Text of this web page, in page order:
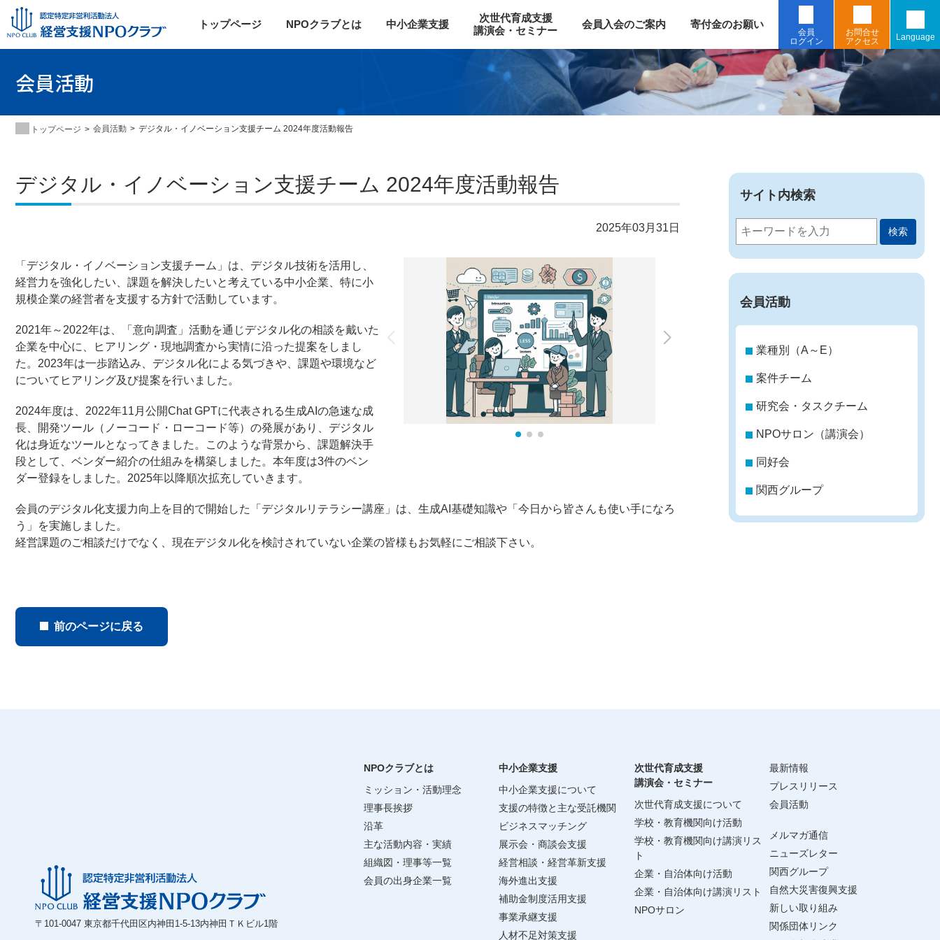
トップページ NPOクラブとは 中小企業支援
次世代育成支援
講演会・セミナー
会員入会のご案内 寄付金のお願い
会員
ログイン
お問合せ
アクセス
Language
会員活動
トップページ 会員活動 デジタル・イノベーション支援チーム 2024年度活動報告
デジタル・イノベーション支援チーム 2024年度活動報告
2025年03月31日
「デジタル・イノベーション支援チーム」は、デジタル技術を活用し、
経営力を強化したい、課題を解決したいと考えている中小企業、特に小
規模企業の経営者を支援する方針で活動しています。
2021年～2022年は、「意向調査」活動を通じデジタル化の相談を戴いた
企業を中心に、ヒアリング・現地調査から実情に沿った提案をしまし
た。2023年は一歩踏込み、デジタル化による気づきや、課題や環境など
についてヒアリング及び提案を行いました。
2024年度は、2022年11月公開Chat GPTに代表される生成AIの急速な成
長、開発ツール（ノーコード・ローコード等）の発展があり、デジタル
化は身近なツールとなってきました。このような背景から、課題解決手
段として、ベンダー紹介の仕組みを構築しました。本年度は3件のベン
ダー登録をしました。2025年以降順次拡充していきます。
会員のデジタル化支援力向上を目的で開始した「デジタルリテラシー講座」は、生成AI基礎知識や「今日から皆さんも使い手になろ
う」を実施しました。
経営課題のご相談だけでなく、現在デジタル化を検討されていない企業の皆様もお気軽にご相談下さい。
前のページに戻る
サイト内検索
検索
会員活動
業種別（A～E）
案件チーム
研究会・タスクチーム
NPOサロン（講演会）
同好会
関西グループ
〒101-0047 東京都千代田区内神田1-5-13内神田ＴＫビル1階
NPOクラブとは
ミッション・活動理念
理事長挨拶
沿革
主な活動内容・実績
組織図・理事等一覧
会員の出身企業一覧
中小企業支援
中小企業支援について
支援の特徴と主な受託機関
ビジネスマッチング
展示会・商談会支援
経営相談・経営革新支援
海外進出支援
補助金制度活用支援
事業承継支援
人材不足対策支援
次世代育成支援
講演会・セミナー
次世代育成支援について
学校・教育機関向け活動
学校・教育機関向け講演リス
ト
企業・自治体向け活動
企業・自治体向け講演リスト
NPOサロン
最新情報
プレスリリース
会員活動
メルマガ通信
ニューズレター
関西グループ
自然大災害復興支援
新しい取り組み
関係団体リンク